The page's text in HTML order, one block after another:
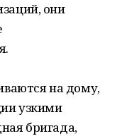
они
на дому,
узкими
бригада,